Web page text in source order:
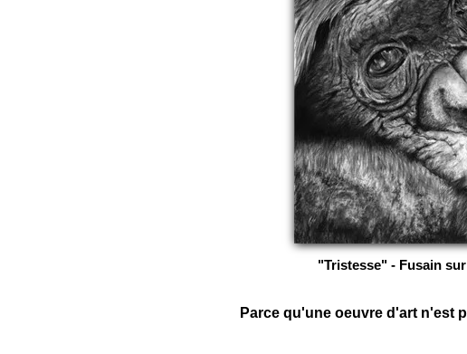
"Tristesse" - Fusain
Parce qu'une oeuvre d'art n'est